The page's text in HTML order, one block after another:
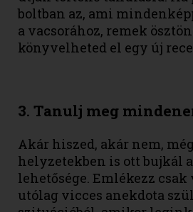
boltban az, ami
a vacsorához, remek
könyvelheted el egy új
3. Tanulj meg
Akár hiszed, akár nem,
helyzetekben is ott bujkál
lehetősége. Emlékezz csak
utólag vicces anekdota